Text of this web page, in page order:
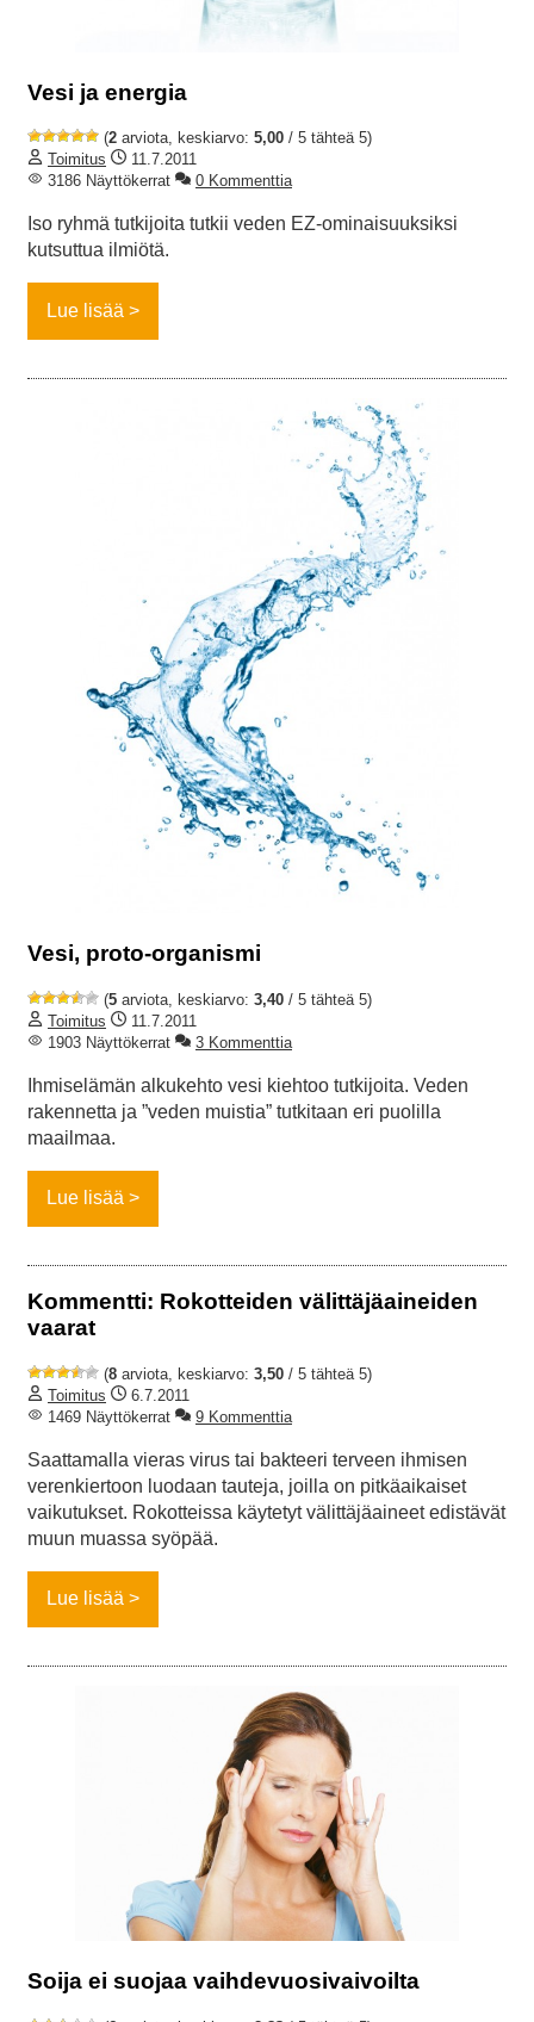
Vesi ja energia
(2 arviota, keskiarvo: 5,00 / 5 tähteä 5)
Toimitus
11.7.2011
3186 Näyttökerrat
0 Kommenttia
Iso ryhmä tutkijoita tutkii veden EZ-ominaisuuksiksi
kutsuttua ilmiötä.
Lue lisää
Vesi, proto-organismi
(5 arviota, keskiarvo: 3,40 / 5 tähteä 5)
Toimitus
11.7.2011
1903 Näyttökerrat
3 Kommenttia
Ihmiselämän alkukehto vesi kiehtoo tutkijoita. Veden
rakennetta ja ”veden muistia” tutkitaan eri puolilla
maailmaa.
Lue lisää
Kommentti: Rokotteiden välittäjäaineiden
vaarat
(8 arviota, keskiarvo: 3,50 / 5 tähteä 5)
Toimitus
6.7.2011
1469 Näyttökerrat
9 Kommenttia
Saattamalla vieras virus tai bakteeri terveen ihmisen
verenkiertoon luodaan tauteja, joilla on pitkäaikaiset
vaikutukset. Rokotteissa käytetyt välittäjäaineet edistävät
muun muassa syöpää.
Lue lisää
Soija ei suojaa vaihdevuosivaivoilta